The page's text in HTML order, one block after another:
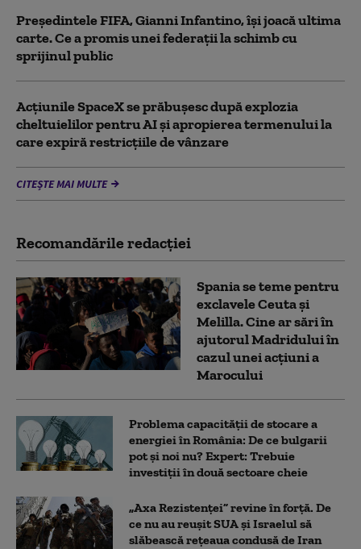
Președintele FIFA, Gianni Infantino, îşi joacă ultima
carte. Ce a promis unei federații la schimb cu
sprijinul public
Acţiunile SpaceX se prăbuşesc după explozia
cheltuielilor pentru AI şi apropierea termenului la
care expiră restricţiile de vânzare
CITEȘTE MAI MULTE
Recomandările redacţiei
Spania se teme pentru
exclavele Ceuta și
Melilla. Cine ar sări în
ajutorul Madridului în
cazul unei acțiuni a
Marocului
Problema capacității de stocare a
energiei în România: De ce bulgarii
pot și noi nu? Expert: Trebuie
investiții în două sectoare cheie
„Axa Rezistenței” revine în forță. De
ce nu au reușit SUA și Israelul să
slăbească rețeaua condusă de Iran